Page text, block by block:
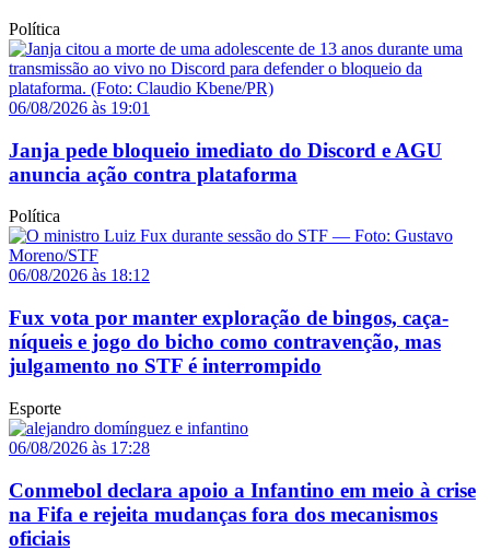
Política
06/08/2026 às 19:01
Janja pede bloqueio imediato do Discord e AGU
anuncia ação contra plataforma
Política
06/08/2026 às 18:12
Fux vota por manter exploração de bingos, caça-
níqueis e jogo do bicho como contravenção, mas
julgamento no STF é interrompido
Esporte
06/08/2026 às 17:28
Conmebol declara apoio a Infantino em meio à crise
na Fifa e rejeita mudanças fora dos mecanismos
oficiais